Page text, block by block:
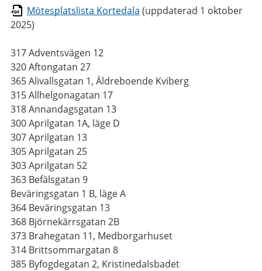
Mötesplatslista Kortedala (uppdaterad 1 oktober
2025)
317 Adventsvägen 12
320 Aftongatan 27
365 Alivallsgatan 1, Äldreboende Kviberg
315 Allhelgonagatan 17
318 Annandagsgatan 13
300 Aprilgatan 1A, läge D
307 Aprilgatan 13
305 Aprilgatan 25
303 Aprilgatan 52
363 Befälsgatan 9
Beväringsgatan 1 B, läge A
364 Beväringsgatan 13
368 Björnekärrsgatan 2B
373 Brahegatan 11, Medborgarhuset
314 Brittsommargatan 8
385 Byfogdegatan 2, Kristinedalsbadet